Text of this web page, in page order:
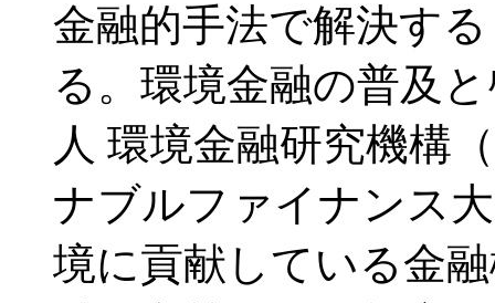
金融的手法で解決す
る。環境金融の普及
人 環境金融研究機構
ナブルファイナンス
境に貢献している金